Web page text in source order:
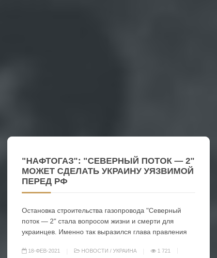
"НАФТОГАЗ": "СЕВЕРНЫЙ ПОТОК — 2"
МОЖЕТ СДЕЛАТЬ УКРАИНУ УЯЗВИМОЙ
ПЕРЕД РФ
Остановка строительства газопровода "Северный
поток — 2" стала вопросом жизни и смерти для
украинцев. Именно так выразился глава правления
18-ФЕВ-2021 НОВОСТИ / УКРАИНА
1 721